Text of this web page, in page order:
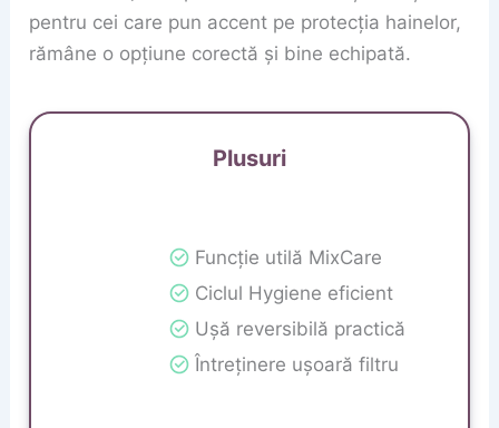
pentru cei care pun accent pe protecția hainelor,
rămâne o opțiune corectă și bine echipată.
Plusuri
Funcție utilă MixCare
Ciclul Hygiene eficient
Ușă reversibilă practică
Întreținere ușoară filtru